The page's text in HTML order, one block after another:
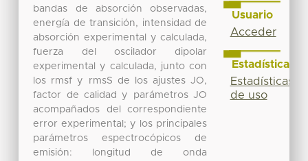
bandas de absorción observadas,
energía de transición, intensidad de
absorción experimental y calculada,
fuerza del oscilador dipolar
experimental y calculada, junto con
los rmsf y rmsS de los ajustes JO,
factor de calidad y parámetros JO
acompañados del correspondiente
error experimental; y los principales
parámetros espectrocópicos de
emisión: longitud de onda
Usuario
Acceder
Estadísticas
Estadísticas
de uso